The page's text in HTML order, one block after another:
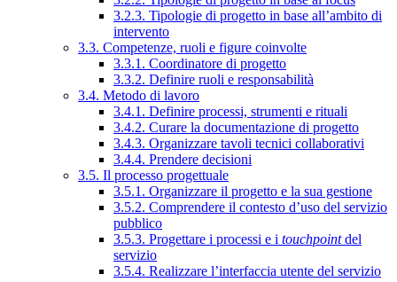
3.2.3. Tipologie di progetto in base all’ambito di
intervento
3.3. Competenze, ruoli e figure coinvolte
3.3.1. Coordinatore di progetto
3.3.2. Definire ruoli e responsabilità
3.4. Metodo di lavoro
3.4.1. Definire processi, strumenti e rituali
3.4.2. Curare la documentazione di progetto
3.4.3. Organizzare tavoli tecnici collaborativi
3.4.4. Prendere decisioni
3.5. Il processo progettuale
3.5.1. Organizzare il progetto e la sua gestione
3.5.2. Comprendere il contesto d’uso del servizio
pubblico
3.5.3. Progettare i processi e i touchpointdel
servizio
3.5.4. Realizzare l’interfaccia utente del servizio